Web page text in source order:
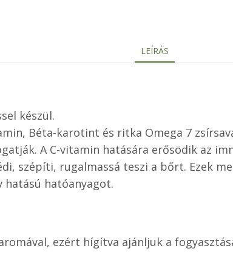
LEÍRÁS
készül.
Béta-karotint és ritka Omega 7
A C-vitamin hatására erősödik az
szépíti, rugalmassá teszi a bőrt. Ezek
hatású hatóanyagot.
ezért hígítva ajánljuk a